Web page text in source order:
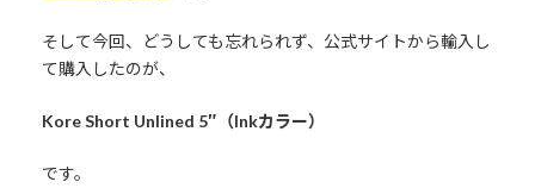
そして今回、どうしても忘れられず、公式サイトから輸入し
て購入したのが、
Kore Short Unlined 5″（Inkカラー）
です。